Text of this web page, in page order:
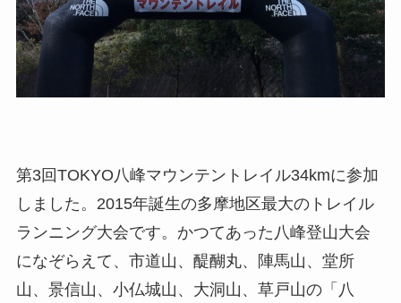
第3回TOKYO八峰マウンテントレイル34kmに参加
しました。2015年誕生の多摩地区最大のトレイル
ランニング大会です。かつてあった八峰登山大会
になぞらえて、市道山、醍醐丸、陣馬山、堂所
山、景信山、小仏城山、大洞山、草戸山の「八